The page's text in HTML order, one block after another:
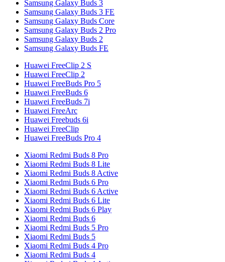
Samsung Galaxy Buds 3
Samsung Galaxy Buds 3 FE
Samsung Galaxy Buds Core
Samsung Galaxy Buds 2 Pro
Samsung Galaxy Buds 2
Samsung Galaxy Buds FE
Huawei FreeClip 2 S
Huawei FreeClip 2
Huawei FreeBuds Pro 5
Huawei FreeBuds 6
Huawei FreeBuds 7i
Huawei FreeArc
Huawei Freebuds 6i
Huawei FreeClip
Huawei FreeBuds Pro 4
Xiaomi Redmi Buds 8 Pro
Xiaomi Redmi Buds 8 Lite
Xiaomi Redmi Buds 8 Active
Xiaomi Redmi Buds 6 Pro
Xiaomi Redmi Buds 6 Active
Xiaomi Redmi Buds 6 Lite
Xiaomi Redmi Buds 6 Play
Xiaomi Redmi Buds 6
Xiaomi Redmi Buds 5 Pro
Xiaomi Redmi Buds 5
Xiaomi Redmi Buds 4 Pro
Xiaomi Redmi Buds 4